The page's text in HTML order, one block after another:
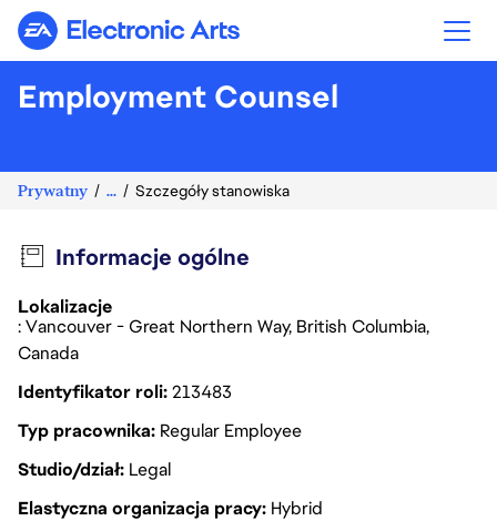
Electronic Arts
Employment Counsel
Prywatny ... Szczegóły stanowiska
Informacje ogólne
Lokalizacje
: Vancouver - Great Northern Way, British Columbia,
Canada
Identyfikator roli213483
Typ pracownika Regular Employee
Studio/dział Legal
Elastyczna organizacja pracy Hybrid